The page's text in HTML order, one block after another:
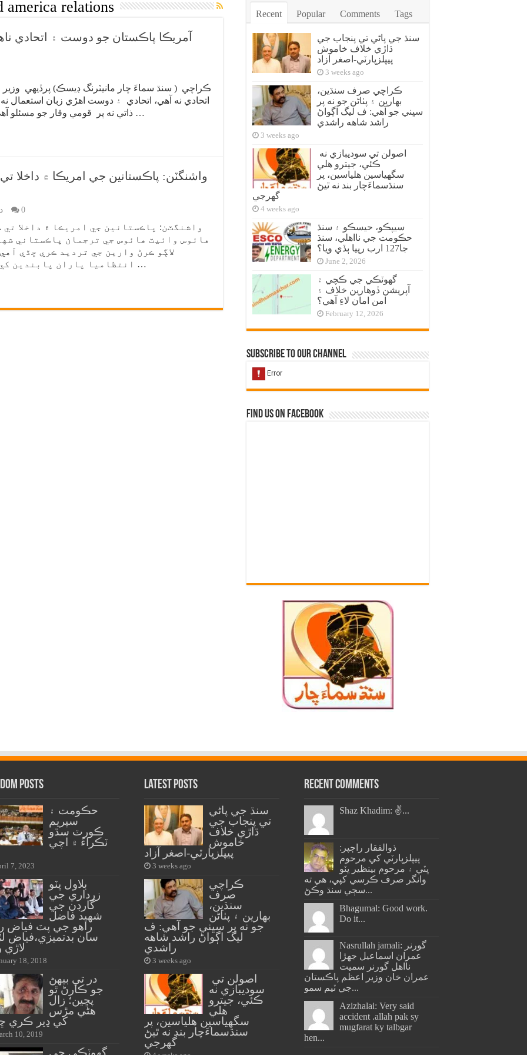
america relations
آمريڪا پاڪستان جو دوست ۽ اتحادي
ڪراچي ( سنڌ سماءَ چار مانيٽرنگ ڊيسڪ) پرڏيهي
اتحادي نه آهي، اتحادي ۽ دوست اهڙي زبان استعمال
ذاتي نه پر قومي وقار جو مسئلو آهي ان تي پارليامينٽ مان گڏيل جواب ڏيڻ …
واشنگٽن: پاڪستانين جي امريڪا ۾ داخلا
0
واشنگٽن: پاڪستانين جي امريڪا ۾ داخلا
هائوس وائيٽ هائوس جي ترجمان پاڪستاني
لاڳو ڪرڻ وارين جي ترديد ڪري ڇڏي
انتظاميا پاران پابندين کي منهن ڏيڻ وارن ملڪن جي فهرست ۾ …
Recent Popular Comments Tags
سنڌ جي پاڻي تي پنجاب جي
ڌاڙي خلاف خاموش
پيپلزپارٽي-اصغر آزاد
3 weeks ago
ڪراچي صرف سنڌين،
بهارين ۽ پٺاڻن جو نه پر
سڀني جو آهي: ف ليگ اڳواڻ
راشد شاهه راشدي
3 weeks ago
ڪئي، جيترو هلي
سگهياسين هلياسين، پر
سنڌسماءَچار بند نه ٿيڻ
گهرجي
4 weeks ago
سيپڪو، حيسڪو ۽ سنڌ
حڪومت جي نااهلي، سنڌ
جا127 ارب رپيا ٻڏي ويا؟
June 2, 2026
گهوٽڪي جي ڪچي ۾
آپريشن ڏوهارين خلاف ۽
امن امان لاءِ آهي؟
February 12, 2026
Subscribe to our Channel
Find us on Facebook
Posts
حڪومت ۽
سپريم
ڪورٽ سڌو
ٽڪراءَ ۾ اچي
7, 2023
بلاول ڀٽو
زرداري جي
گارڊن جي
شهيد فاضل
راهو جي پٽ فياض
سان بدتميزي،فياض
لاڙي
18, 2018
در تي بيهڻ
جو ڪارڻ ٿو
پڇين؛ زال
هڻي مڙس
کي ڍير ڪري
10, 2019
گهوٽڪي جي
Latest Posts
سنڌ جي پاڻي
تي پنجاب جي
ڌاڙي خلاف
خاموش
پيپلزپارٽي-اصغر آزاد
3 weeks ago
ڪراچي
صرف
سنڌين،
بهارين ۽ پٺاڻن
جو نه پر سڀني جو آهي: ف
ليگ اڳواڻ راشد شاهه
راشدي
3 weeks ago
سوديبازي نه
ڪئي، جيترو
هلي
سگهياسين هلياسين، پر
سنڌسماءَچار بند نه ٿيڻ
گهرجي
Recent Comments
Shaz Khadim: ✌️...
ذوالفقار راڄپر:
پيپلزپارٽي کي مرحوم
ڀٽي ۽ مرحوم بينظير ڀٽو
وانگر صرف ڪرسي کپي، هي ته
سڄي سنڌ وڪڻ...
Bhagumal: Good work.
Do it...
Nasrullah jamali: گورنر
عمران اسماعيل جھڙا
نااهل گورنر سميت
عمران خان وزير اعظم پاڪستان
جي ٽيم سمو...
Azizhalai: Very said
accident .allah pak sy
mugfarat ky talbgar
hen...